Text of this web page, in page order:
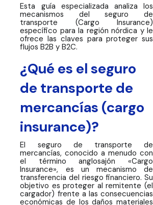
Esta guía especializada analiza los
mecanismos del seguro de
transporte (Cargo Insurance)
específico para la región nórdica y le
ofrece las claves para proteger sus
flujos B2B y B2C.
¿Qué es el seguro
de transporte de
mercancías (cargo
insurance)?
El seguro de transporte de
mercancías, conocido a menudo con
el término anglosajón «Cargo
Insurance», es un mecanismo de
transferencia del riesgo financiero. Su
objetivo es proteger al remitente (el
cargador) frente a las consecuencias
económicas de los daños materiales